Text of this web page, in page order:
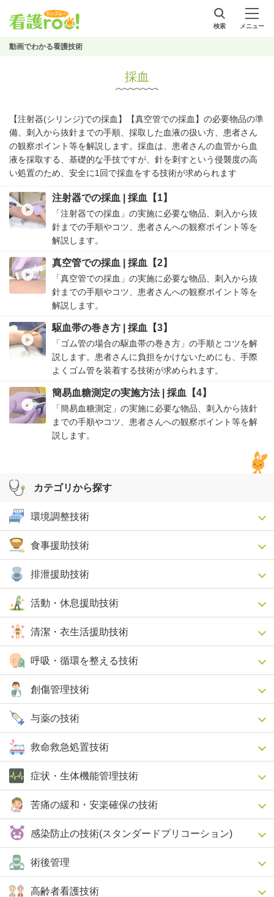
検索 メニュー
動画でわかる看護技術
採血
【注射器(シリンジ)での採血】【真空管での採血】の必要物品の準
備、刺入から抜針までの手順、採取した血液の扱い方、患者さん
の観察ポイント等を解説します。採血は、患者さんの血管から血
液を採取する、基礎的な手技ですが、針を刺すという侵襲度の高
い処置のため、安全に1回で採血をする技術が求められます
注射器での採血 | 採血【1】
「注射器での採血」の実施に必要な物品、刺入から抜
針までの手順やコツ、患者さんへの観察ポイント等を
解説します。
真空管での採血 | 採血【2】
「真空管での採血」の実施に必要な物品、刺入から抜
針までの手順やコツ、患者さんへの観察ポイント等を
解説します。
駆血帯の巻き方 | 採血【3】
「ゴム管の場合の駆血帯の巻き方」の手順とコツを解
説します。患者さんに負担をかけないためにも、手際
よくゴム管を装着する技術が求められます。
簡易血糖測定の実施方法 | 採血【4】
「簡易血糖測定」の実施に必要な物品、刺入から抜針
までの手順やコツ、患者さんへの観察ポイント等を解
説します。
カテゴリから探す
環境調整技術
食事援助技術
排泄援助技術
活動・休息援助技術
清潔・衣生活援助技術
呼吸・循環を整える技術
創傷管理技術
与薬の技術
救命救急処置技術
症状・生体機能管理技術
苦痛の緩和・安楽確保の技術
感染防止の技術(スタンダードプリコーション)
術後管理
高齢者看護技術